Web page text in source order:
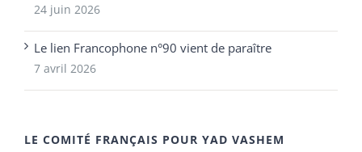
24 juin 2026
Le lien Francophone n°90 vient de paraître
7 avril 2026
LE COMITÉ FRANÇAIS POUR YAD VASHEM